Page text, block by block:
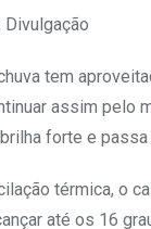
Divulgação
tem
assim pelo
forte e
térmica, o
até os 16